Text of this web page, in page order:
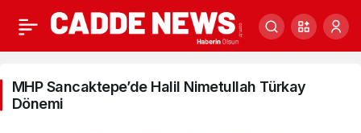
Sancaktepe’de
MHP Sancaktepe’de Halil Nimetullah Türkay
Dönemi